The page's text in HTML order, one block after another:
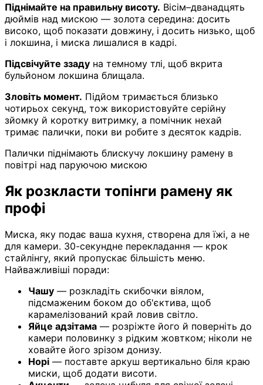
Піднімайте на правильну висоту. Вісім–дванадцять
дюймів над мискою — золота середина: досить
високо, щоб показати довжину, і досить низько, щоб
і локшина, і миска лишалися в кадрі.
Підсвічуйте ззаду на темному тлі, щоб вкрита
бульйоном локшина блищала.
Зловіть момент. Підйом тримається близько
чотирьох секунд, тож використовуйте серійну
зйомку й коротку витримку, а помічник нехай
тримає палички, поки ви робите з десяток кадрів.
Палички піднімають блискучу локшину рамену в
повітрі над паруючою мискою
Як розкласти топінги рамену як
профі
Миска, яку подає ваша кухня, створена для їжі, а не
для камери. 30-секундне перекладання — крок
стайлінгу, який пропускає більшість меню.
Найважливіші поради:
Чашу — розкладіть скибочки віялом,
підсмаженим боком до об'єктива, щоб
карамелізований край ловив світло.
Яйце адзітама — розріжте його й поверніть до
камери половинку з рідким жовтком; ніколи не
ховайте його зрізом донизу.
Норі — поставте аркуш вертикально біля краю
миски, щоб додати висоти.